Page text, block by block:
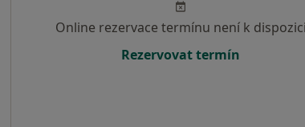
Online rezervace termínu není k dispozici
Rezervovat termín